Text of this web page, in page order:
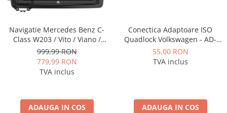
Camere Opel
Camere Iveco
Camere Renault
Camere Fiat
Camere Citroen
Navigatie Mercedes Benz C-
Class W203 / Vito / Viano /
CLK, Android, P-Octacore /
2GB RAM + 32GB ROM, 7 Inch
- AD-BGP1002+AD-BGRBE014
999,99 RON
779,99 RON
TVA inclus
ADAUGA IN COS
Conectica Adaptoare ISO
Quadlock Volkswagen - AD-
ISOVW
55,00 RON
TVA inclus
ADAUGA IN COS